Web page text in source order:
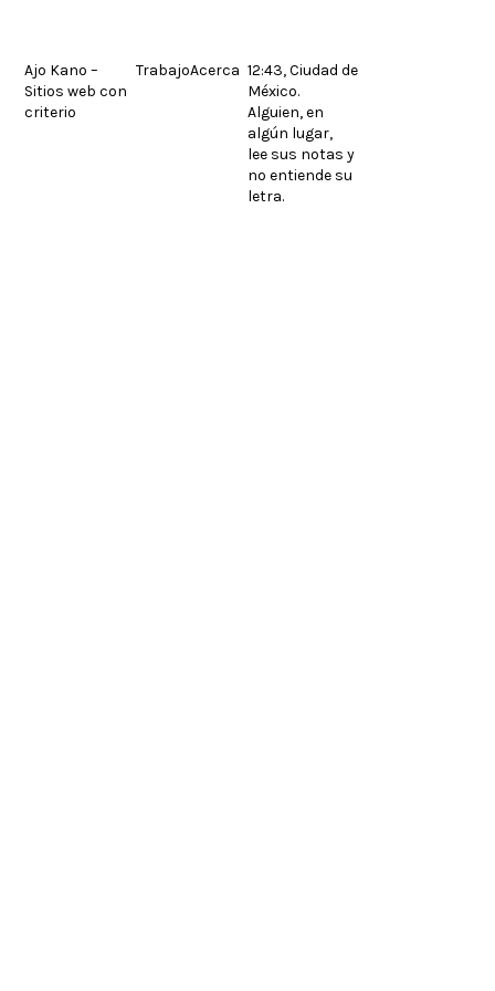
Ajo Kano –
Sitios web con
criterio
TrabajoAcerca 12:43, Ciudad de
México.
Alguien, en
algún lugar,
lee sus notas y
no entiende su
letra.
© 2026. Legales